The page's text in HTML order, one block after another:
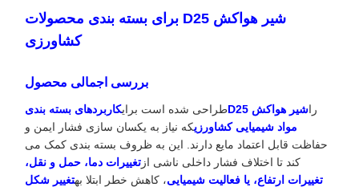
شیر هواکش D25 برای بسته بندی محصولات
کشاورزی
بررسی اجمالی محصول
راشیر هواکش D25 طراحی شده است برایکاربردهای بسته بندی
مواد شیمیایی کشاورزیکه نیاز به یکسان سازی فشار ایمن و
حفاظت قابل اعتماد مایع دارند. این به ظروف بسته بندی کمک می
کند تا اختلاف فشار داخلی ناشی از تغییرات دما، حمل و نقل،
تغییرات ارتفاع، یا فعالیت شیمیایی، کاهش خطر ابتلا بهتغییر شکل